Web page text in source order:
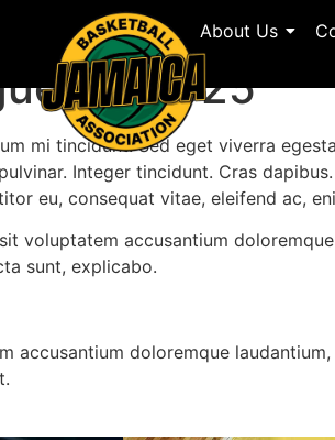
About Us
in 2025
mi tincidunt. Sed eget viverra
Integer tincidunt. Cras
eu, consequat vitae, eleifend ac,
voluptatem accusantium
sunt, explicabo.
accusantium doloremque